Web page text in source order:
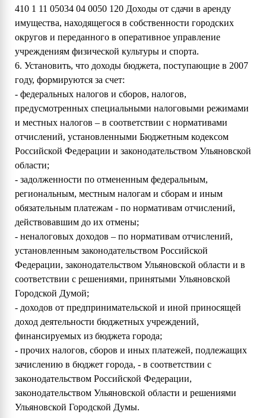
410 1 11 05034 04 0050 120 Доходы от сдачи в аренду
имущества, находящегося в собственности городских
округов и переданного в оперативное управление
учреждениям физической культуры и спорта.
6. Установить, что доходы бюджета, поступающие в 2007
году, формируются за счет:
- федеральных налогов и сборов, налогов,
предусмотренных специальными налоговыми режимами
и местных налогов – в соответствии с нормативами
отчислений, установленными Бюджетным кодексом
Российской Федерации и законодательством Ульяновской
области;
- задолженности по отмененным федеральным,
региональным, местным налогам и сборам и иным
обязательным платежам - по нормативам отчислений,
действовавшим до их отмены;
- неналоговых доходов – по нормативам отчислений,
установленным законодательством Российской
Федерации, законодательством Ульяновской области и в
соответствии с решениями, принятыми Ульяновской
Городской Думой;
- доходов от предпринимательской и иной приносящей
доход деятельности бюджетных учреждений,
финансируемых из бюджета города;
- прочих налогов, сборов и иных платежей, подлежащих
зачислению в бюджет города, - в соответствии с
законодательством Российской Федерации,
законодательством Ульяновской области и решениями
Ульяновской Городской Думы.